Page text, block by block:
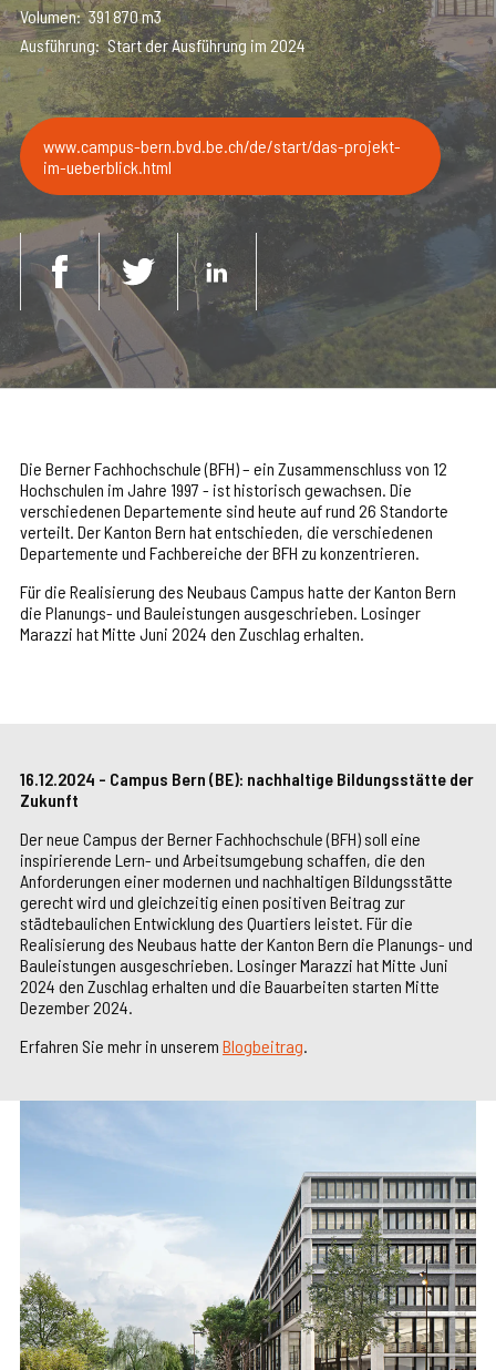
Volumen 391 870 m3
Ausführung Start der Ausführung im 2024
www.campus-bern.bvd.be.ch/de/start/das-projekt-
im-ueberblick.html
Die Berner Fachhochschule (BFH) – ein Zusammenschluss von 12
Hochschulen im Jahre 1997 - ist historisch gewachsen. Die
verschiedenen Departemente sind heute auf rund 26 Standorte
verteilt. Der Kanton Bern hat entschieden, die verschiedenen
Departemente und Fachbereiche der BFH zu konzentrieren.
Für die Realisierung des Neubaus Campus hatte der Kanton Bern
die Planungs- und Bauleistungen ausgeschrieben. Losinger
Marazzi hat Mitte Juni 2024 den Zuschlag erhalten.
16.12.2024 - Campus Bern (BE): nachhaltige Bildungsstätte der
Zukunft
Der neue Campus der Berner Fachhochschule (BFH) soll eine
inspirierende Lern- und Arbeitsumgebung schaffen, die den
Anforderungen einer modernen und nachhaltigen Bildungsstätte
gerecht wird und gleichzeitig einen positiven Beitrag zur
städtebaulichen Entwicklung des Quartiers leistet. Für die
Realisierung des Neubaus hatte der Kanton Bern die Planungs- und
Bauleistungen ausgeschrieben. Losinger Marazzi hat Mitte Juni
2024 den Zuschlag erhalten und die Bauarbeiten starten Mitte
Dezember 2024.
Erfahren Sie mehr in unserem Blogbeitrag.